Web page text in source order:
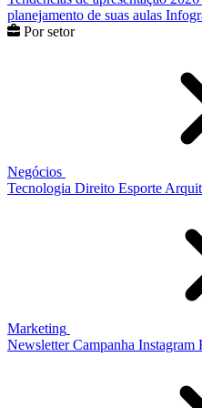
planejamento de suas aulas
Por setor
Negócios
Tecnologia Direito Esporte
Marketing
Newsletter Campanha Instagram